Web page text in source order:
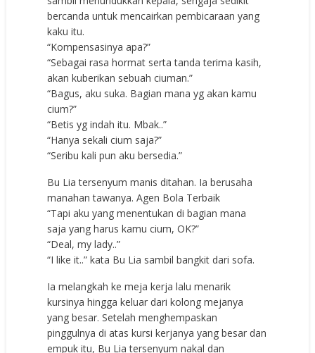
bercanda untuk mencairkan pembicaraan yang
kaku itu.
“Kompensasinya apa?”
“Sebagai rasa hormat serta tanda terima kasih,
akan kuberikan sebuah ciuman.”
“Bagus, aku suka. Bagian mana yg akan kamu
cium?”
“Betis yg indah itu. Mbak..”
“Hanya sekali cium saja?”
“Seribu kali pun aku bersedia.”
Bu Lia tersenyum manis ditahan. Ia berusaha
manahan tawanya.Agen Bola Terbaik
“Tapi aku yang menentukan di bagian mana
saja yang harus kamu cium, OK?”
“Deal, my lady..”
“I like it..” kata Bu Lia sambil bangkit dari sofa.
Ia melangkah ke meja kerja lalu menarik
kursinya hingga keluar dari kolong mejanya
yang besar. Setelah menghempaskan
pinggulnya di atas kursi kerjanya yang besar dan
empuk itu, Bu Lia tersenyum nakal dan